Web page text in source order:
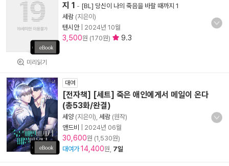
미리읽기
지 1 - [BL] 당신이 나의 죽음을 바랄 때까지 1
세람 (지은이)
텐시안| 2024년 10월
3,500원 (170원) 9.3
대여
[전자책] [세트] 죽은 애인에게서 메일이 온다
(총53화/완결)
세양(지은이), 세람 (원작)
앤드비
2024년 06월
30,600원 (1,530원)
대여가 14,400원, 7일